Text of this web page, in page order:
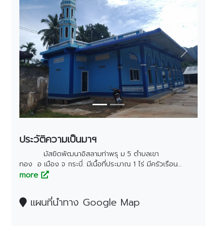
Previous Next
ประวัติความเป็นมาฯ
มัสยิดพัฒนาอิสลามท่าพรุ ม 5 ตำบลเขา
ทอง อ เมือง จ กระบี่. มีเนื้อที่ประมาณ 1 ไร่ มีครัวเรือน
ทั้งหมด 163 ครัวเรือน. บนพื้นที่ประมาณ 5,000 ไร่ ก่อนที่มา
จังหวัด มาร่วมกันสร้างที่อยู่อาศัย มีโต๊ะอีหม่ามคน
แรก ชื่อ นาย โกบ สุทธิการ. เป็นชาวนครศรีธรรมราช ได้เป็น
more
แผนที่นำทาง Google Map